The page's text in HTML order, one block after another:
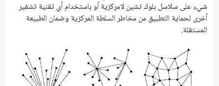
شيء على سلاسل بلوك تشين لامركزية أو باستخدام أي تقنية تشفير
أخرى لحماية التطبيق من مخاطر السلطة المركزية وضمان الطبيعة
المستقلة.